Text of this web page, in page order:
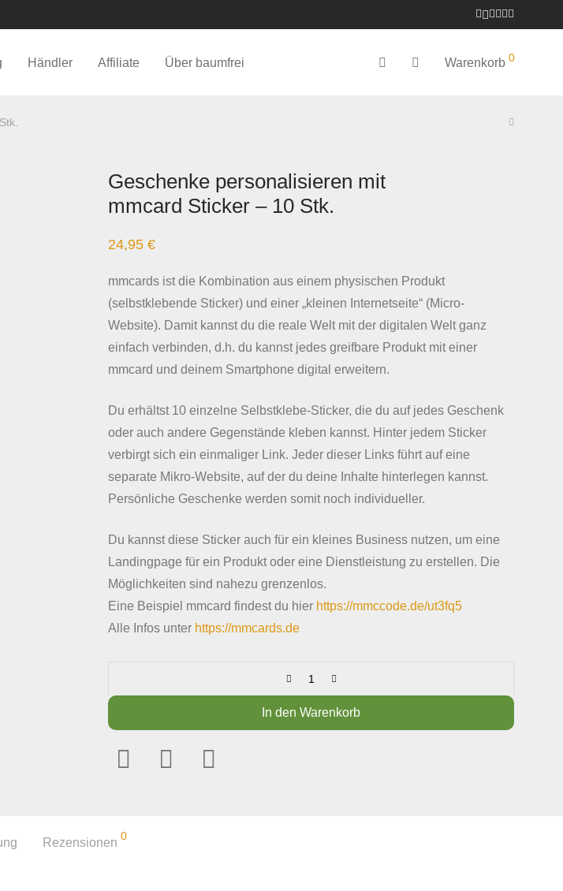
Händler Affiliate Über baumfrei Warenkorb 0
Geschenke personalisieren mit
mmcard Sticker – 10 Stk.
24,95 €
mmcards ist die Kombination aus einem physischen Produkt
(selbstklebende Sticker) und einer „kleinen Internetseite“ (Micro-
Website). Damit kannst du die reale Welt mit der digitalen Welt ganz
einfach verbinden, d.h. du kannst jedes greifbare Produkt mit einer
mmcard und deinem Smartphone digital erweitern.
Du erhältst 10 einzelne Selbstklebe-Sticker, die du auf jedes Geschenk
oder auch andere Gegenstände kleben kannst. Hinter jedem Sticker
verbirgt sich ein einmaliger Link. Jeder dieser Links führt auf eine
separate Mikro-Website, auf der du deine Inhalte hinterlegen kannst.
Persönliche Geschenke werden somit noch individueller.
Du kannst diese Sticker auch für ein kleines Business nutzen, um eine
Landingpage für ein Produkt oder eine Dienstleistung zu erstellen. Die
Möglichkeiten sind nahezu grenzenlos.
Eine Beispiel mmcard findest du hier https://mmccode.de/ut3fq5
Alle Infos unter https://mmcards.de
In den Warenkorb
Rezensionen 0